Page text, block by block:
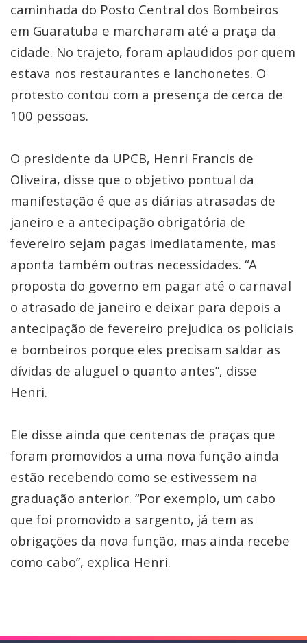
caminhada do Posto Central dos Bombeiros
em Guaratuba e marcharam até a praça da
cidade. No trajeto, foram aplaudidos por quem
estava nos restaurantes e lanchonetes. O
protesto contou com a presença de cerca de
100 pessoas.
O presidente da UPCB, Henri Francis de
Oliveira, disse que o objetivo pontual da
manifestação é que as diárias atrasadas de
janeiro e a antecipação obrigatória de
fevereiro sejam pagas imediatamente, mas
aponta também outras necessidades. “A
proposta do governo em pagar até o carnaval
o atrasado de janeiro e deixar para depois a
antecipação de fevereiro prejudica os policiais
e bombeiros porque eles precisam saldar as
dívidas de aluguel o quanto antes”, disse
Henri.
Ele disse ainda que centenas de praças que
foram promovidos a uma nova função ainda
estão recebendo como se estivessem na
graduação anterior. “Por exemplo, um cabo
que foi promovido a sargento, já tem as
obrigações da nova função, mas ainda recebe
como cabo”, explica Henri.